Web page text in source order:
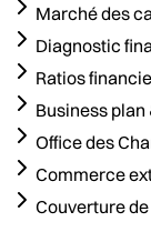
Marché des
Diagnostic
Ratios
Business
Office des
Commerce
Couverture